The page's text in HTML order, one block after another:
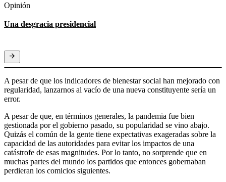
Opinión
Una desgracia presidencial
A pesar de que los indicadores de bienestar social han mejorado con
regularidad, lanzarnos al vacío de una nueva constituyente sería un
error.
A pesar de que, en términos generales, la pandemia fue bien
gestionada por el gobierno pasado, su popularidad se vino abajo.
Quizás el común de la gente tiene expectativas exageradas sobre la
capacidad de las autoridades para evitar los impactos de una
catástrofe de esas magnitudes. Por lo tanto, no sorprende que en
muchas partes del mundo los partidos que entonces gobernaban
perdieran los comicios siguientes.